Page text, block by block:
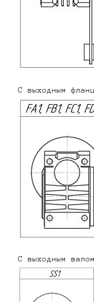
С выходным
С выходным валом